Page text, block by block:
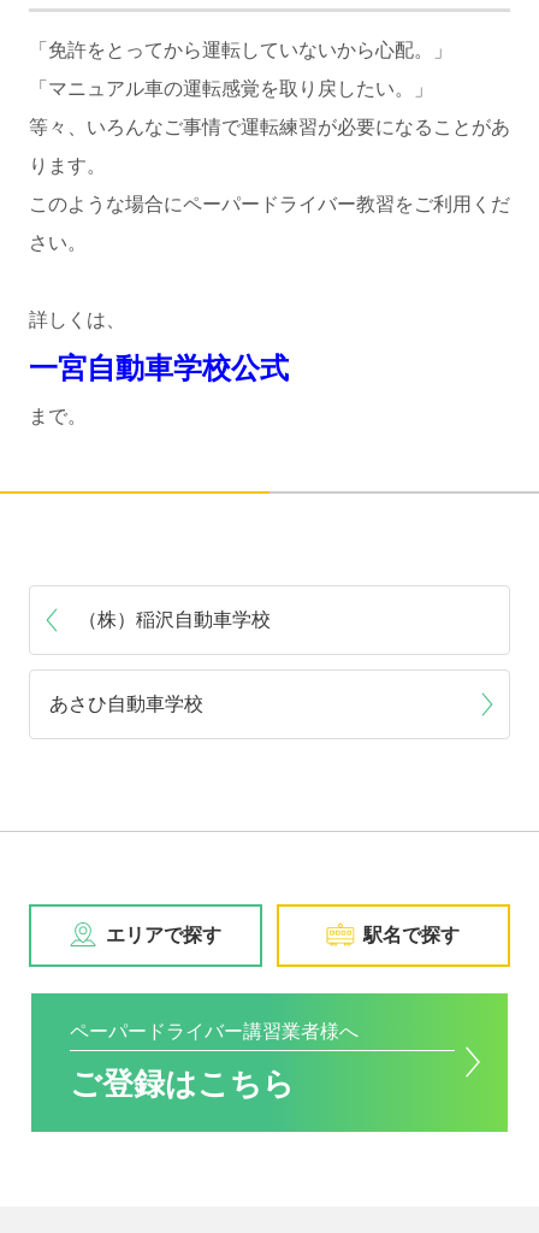
「免許をとってから運転していないから心配。」
「マニュアル車の運転感覚を取り戻したい。」
等々、いろんなご事情で運転練習が必要になることがあ
ります。
このような場合にペーパードライバー教習をご利用くだ
さい。
詳しくは、
一宮自動車学校公式
まで。
（株）稲沢自動車学校
あさひ自動車学校
エリアで探す 駅名で探す
ペーパードライバー講習業者様へ
ご登録はこちら